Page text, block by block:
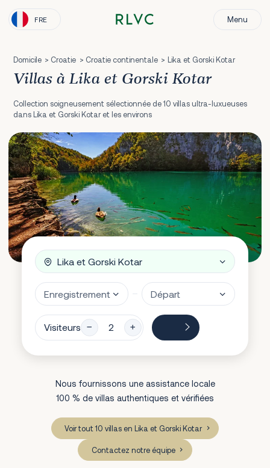
FRE Menu
Domicile Croatie Croatie continentale Lika et Gorski Kotar
Villas à Lika et Gorski Kotar
Collection soigneusement sélectionnée de 10 villas ultra-luxueuses
dans Lika et Gorski Kotar et les environs
Visiteurs
Nous fournissons une assistance locale
100 % de villas authentiques et vérifiées
Voir tout 10 villas en Lika et Gorski Kotar
Contactez notre équipe